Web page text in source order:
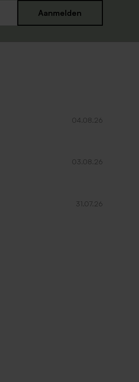
Aanmelden
04.08.26
03.08.26
31.07.26